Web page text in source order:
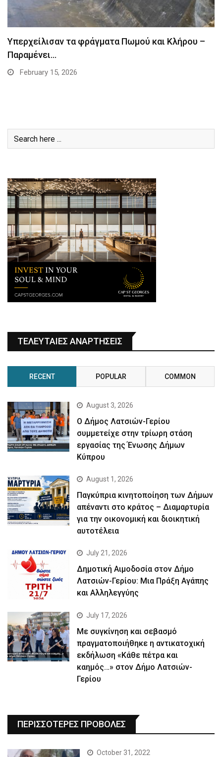
Υπερχείλισαν τα φράγματα Πωμού και Κλήρου –
Παραμένει…
February 15, 2026
ΤΕΛΕΥΤΑΙΕΣ ΑΝΑΡΤΗΣΕΙΣ
RECENT POPULAR COMMON
August 3, 2026
Ο Δήμος Λατσιών-Γερίου
συμμετείχε στην τρίωρη στάση
εργασίας της Ένωσης Δήμων
Κύπρου
August 1, 2026
Παγκύπρια κινητοποίηση των Δήμων
απέναντι στο κράτος – Διαμαρτυρία
για την οικονομική και διοικητική
αυτοτέλεια
July 21, 2026
Δημοτική Αιμοδοσία στον Δήμο
Λατσιών-Γερίου: Μια Πράξη Αγάπης
και Αλληλεγγύης
July 17, 2026
Με συγκίνηση και σεβασμό
πραγματοποιήθηκε η αντικατοχική
εκδήλωση «Κάθε πέτρα και
καημός…» στον Δήμο Λατσιών-
Γερίου
ΠΕΡΙΣΣΟΤΕΡΕΣ ΠΡΟΒΟΛΕΣ
October 31, 2022